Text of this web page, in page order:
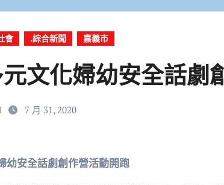
會 .綜合新聞 嘉義市
文化婦幼安全話劇
7 月 31, 2020
幼安全話劇創作營活動開跑